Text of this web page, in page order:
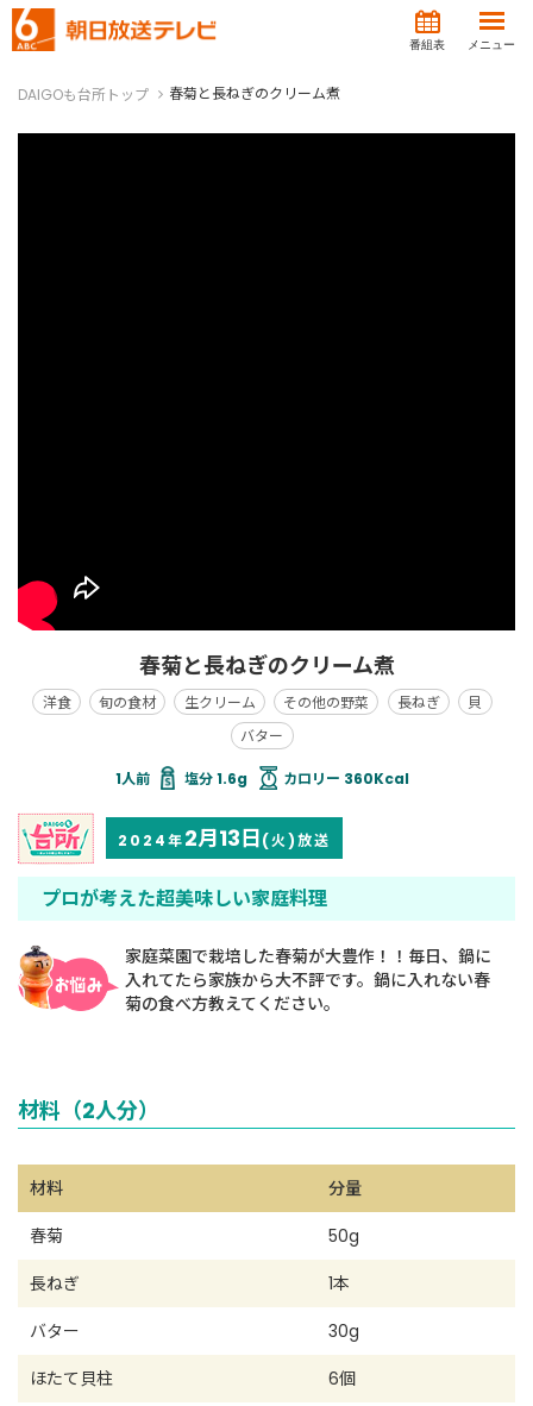
番組表 メニュー
DAIGOも台所トップ 春菊と長ねぎのクリーム煮
春菊と長ねぎのクリーム煮
洋食 旬の食材 生クリーム その他の野菜 長ねぎ
貝
バター
塩分 1.6g カロリー 360Kcal
2024年2月13日(火)放送
プロが考えた超美味しい家庭料理
家庭菜園で栽培した春菊が大豊作！！毎日、鍋に
入れてたら家族から大不評です。鍋に入れない春
菊の食べ方教えてください。
材料（2人分）
材料
分量
春菊
50g
長ねぎ
1本
バター
30g
ほたて貝柱
6個